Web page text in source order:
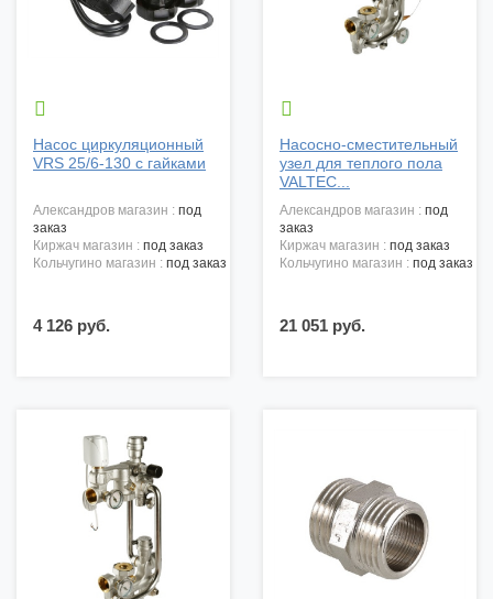

Насос циркуляционный
VRS 25/6-130 с гайками
александров магазин : под
заказ
киржач магазин : под заказ
кольчугино магазин : под заказ
4 126 руб.

Насосно-сместительный
узел для теплого пола
VALTEC...
александров магазин : под
заказ
киржач магазин : под заказ
кольчугино магазин : под заказ
21 051 руб.